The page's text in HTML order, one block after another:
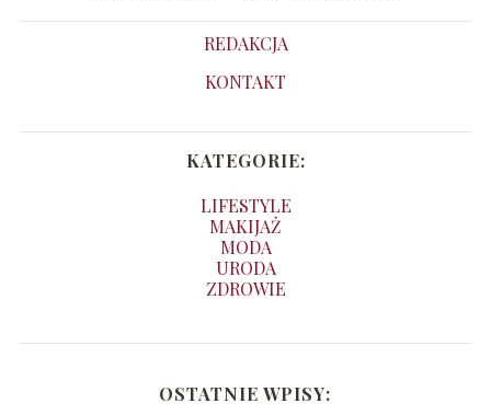
REDAKCJA
KONTAKT
KATEGORIE:
LIFESTYLE
MAKIJAŻ
MODA
URODA
ZDROWIE
OSTATNIE WPISY: